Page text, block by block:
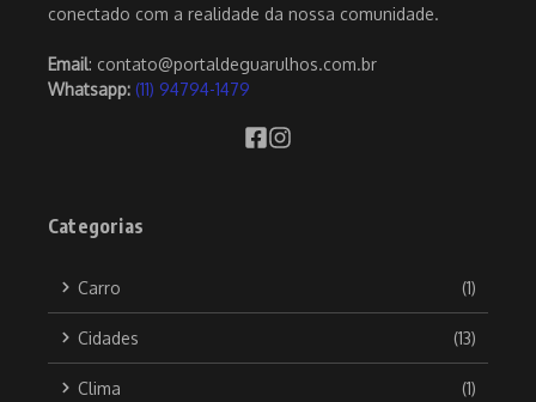
conectado com a realidade da nossa comunidade.
Email: contato@portaldeguarulhos.com.br
Whatsapp: (11) 94794-1479
Categorias
Carro (1)
Cidades (13)
Clima (1)